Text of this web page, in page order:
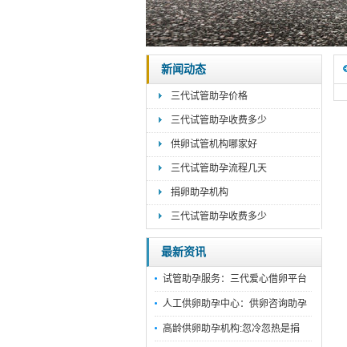
新闻动态
三代试管助孕价格
三代试管助孕收费多少
供卵试管机构哪家好
三代试管助孕流程几天
捐卵助孕机构
三代试管助孕收费多少
最新资讯
试管助孕服务：三代爱心借卵平台
人工供卵助孕中心：供卵咨询助孕
高龄供卵助孕机构:忽冷忽热是捐